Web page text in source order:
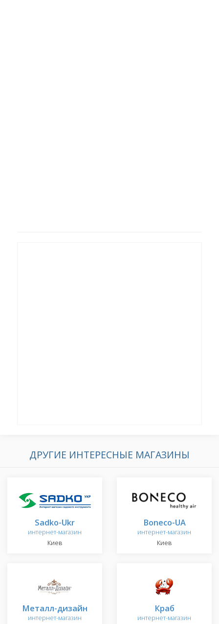
ДРУГИЕ ИНТЕРЕСНЫЕ МАГАЗИНЫ
Sadko-Ukr
интернет-магазин
Киев
Boneco-UA
интернет-магазин
Киев
Металл-дизайн
интернет-магазин
Краб
интернет-магазин